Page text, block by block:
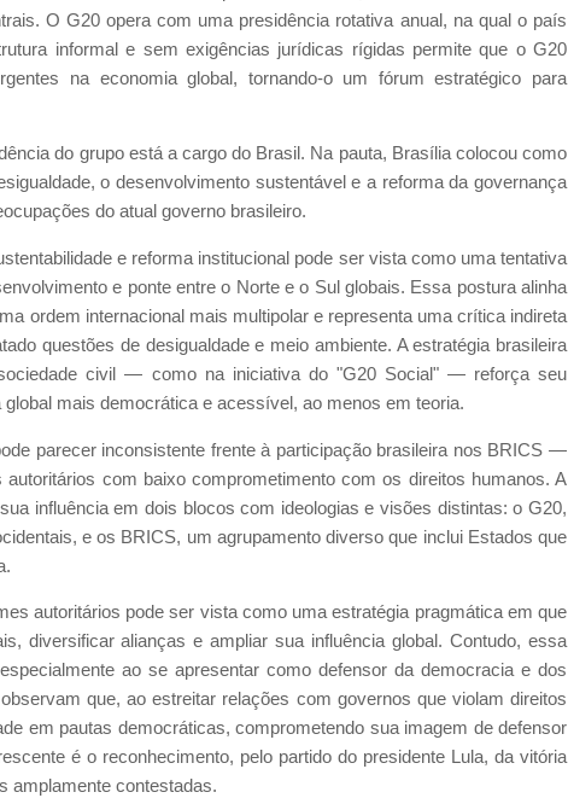
O G20 opera com uma presidência rotativa anual, na qual o país
informal e sem exigências jurídicas rígidas permite que o G20
na economia global, tornando-o um fórum estratégico para
do grupo está a cargo do Brasil. Na pauta, Brasília colocou como
o desenvolvimento sustentável e a reforma da governança
do atual governo brasileiro.
e reforma institucional pode ser vista como uma tentativa
e ponte entre o Norte e o Sul globais. Essa postura alinha
ordem internacional mais multipolar e representa uma crítica indireta
questões de desigualdade e meio ambiente. A estratégia brasileira
civil — como na iniciativa do "G20 Social" — reforça seu
mais democrática e acessível, ao menos em teoria.
parecer inconsistente frente à participação brasileira nos BRICS —
com baixo comprometimento com os direitos humanos. A
influência em dois blocos com ideologias e visões distintas: o G20,
e os BRICS, um agrupamento diverso que inclui Estados que
autoritários pode ser vista como uma estratégia pragmática em que
diversificar alianças e ampliar sua influência global. Contudo, essa
ao se apresentar como defensor da democracia e dos
que, ao estreitar relações com governos que violam direitos
em pautas democráticas, comprometendo sua imagem de defensor
é o reconhecimento, pelo partido do presidente Lula, da vitória
amplamente contestadas.